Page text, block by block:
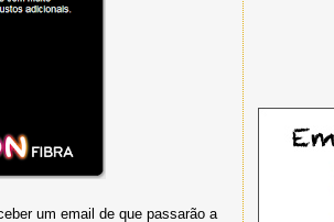
um email de que passarão a